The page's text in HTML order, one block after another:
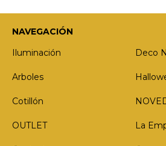
NAVEGACIÓN
Iluminación
Deco
Arboles
Cotillón
OUTLET La